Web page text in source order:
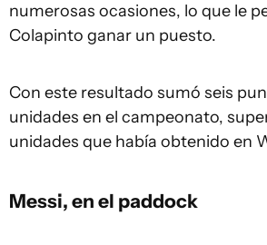
numerosas ocasiones, lo que le
Colapinto ganar un puesto.
Con este resultado sumó seis
unidades en el campeonato,
unidades que había obtenido en
Messi, en el paddock